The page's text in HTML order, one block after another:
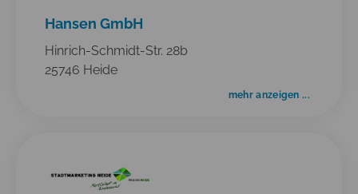
Hansen GmbH
Hinrich-Schmidt-Str. 28b
25746 Heide
mehr anzeigen ...